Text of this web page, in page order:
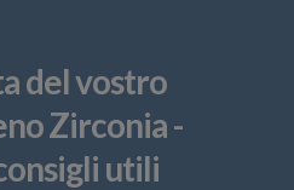
del vostro
Zirconia -
utili